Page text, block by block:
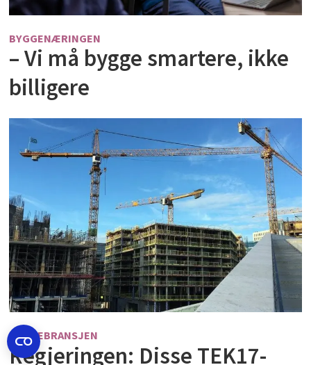
BYGGENÆRINGEN
– Vi må bygge smartere, ikke
billigere
BYGGEBRANSJEN
Regjeringen: Disse TEK17-